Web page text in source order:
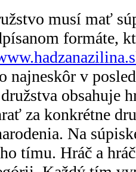
musí mať
formáte,
najneskôr v
obsahuje
za konkrétne
Na
tímu. Hráč a